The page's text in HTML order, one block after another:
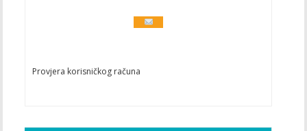
Provjera korisničkog računa